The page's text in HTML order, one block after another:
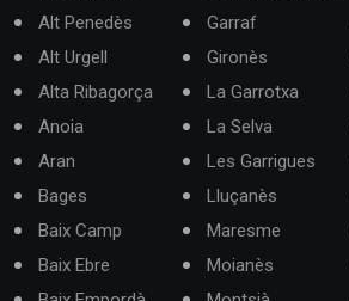
Alt Penedès
Alt Urgell
Alta Ribagorça
Anoia
Aran
Bages
Baix Camp
Baix Ebre
Garraf
Gironès
La Garrotxa
La Selva
Les Garrigues
Lluçanès
Maresme
Moianès